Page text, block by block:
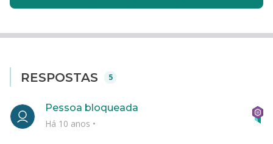
RESPOSTAS 5
Pessoa bloqueada
Há 10 anos •